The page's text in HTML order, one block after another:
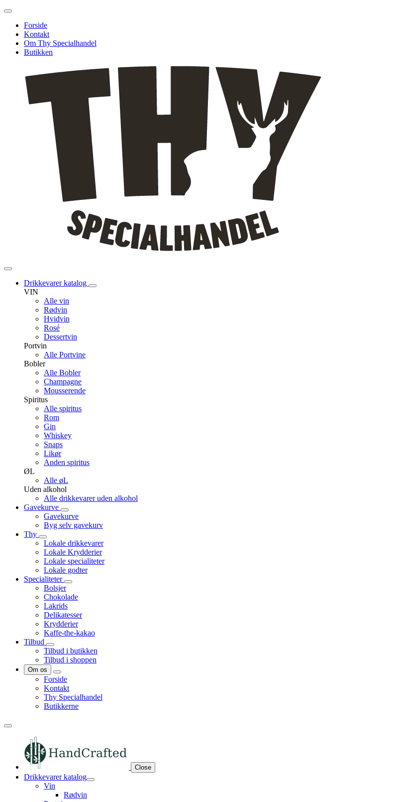
Forside
Kontakt
Om Thy Specialhandel
Butikken
Drikkevarer katalog
VIN
Alle vin
Rødvin
Hvidvin
Rosé
Dessertvin
Portvin
Alle Portvine
Bobler
Alle Bobler
Champagne
Mousserende
Spiritus
Alle spiritus
Rom
Gin
Whiskey
Snaps
Likør
Anden spiritus
ØL
Alle øL
Uden alkohol
Alle drikkevarer uden alkohol
Gavekurve
Gavekurve
Byg selv gavekurv
Thy
Lokale drikkevarer
Lokale Krydderier
Lokale specialiteter
Lokale godter
Specialiteter
Bolsjer
Chokolade
Lakrids
Delikatesser
Krydderier
Kaffe-the-kakao
Tilbud
Tilbud i butikken
Tilbud i shoppen
Om os
Forside
Kontakt
Thy Specialhandel
Butikkerne
Close
Drikkevarer katalog
Vin
Rødvin